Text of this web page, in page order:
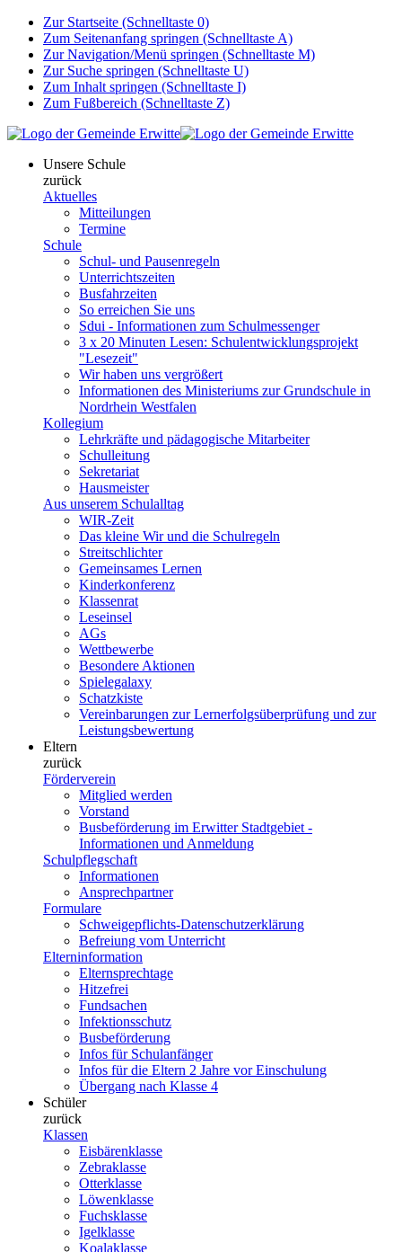
Zur Startseite (Schnelltaste 0)
Zum Seitenanfang springen (Schnelltaste A)
Zur Navigation/Menü springen (Schnelltaste M)
Zur Suche springen (Schnelltaste U)
Zum Inhalt springen (Schnelltaste I)
Zum Fußbereich (Schnelltaste Z)
Unsere Schule
zurück
Aktuelles
Mitteilungen
Termine
Schule
Schul- und Pausenregeln
Unterrichtszeiten
Busfahrzeiten
So erreichen Sie uns
Sdui - Informationen zum Schulmessenger
3 x 20 Minuten Lesen: Schulentwicklungsprojekt
"Lesezeit"
Wir haben uns vergrößert
Informationen des Ministeriums zur Grundschule in
Nordrhein Westfalen
Kollegium
Lehrkräfte und pädagogische Mitarbeiter
Schulleitung
Sekretariat
Hausmeister
Aus unserem Schulalltag
WIR-Zeit
Das kleine Wir und die Schulregeln
Streitschlichter
Gemeinsames Lernen
Kinderkonferenz
Klassenrat
Leseinsel
AGs
Wettbewerbe
Besondere Aktionen
Spielegalaxy
Schatzkiste
Vereinbarungen zur Lernerfolgsüberprüfung und zur
Leistungsbewertung
Eltern
zurück
Förderverein
Mitglied werden
Vorstand
Busbeförderung im Erwitter Stadtgebiet -
Informationen und Anmeldung
Schulpflegschaft
Informationen
Ansprechpartner
Formulare
Schweigepflichts-Datenschutzerklärung
Befreiung vom Unterricht
Elterninformation
Elternsprechtage
Hitzefrei
Fundsachen
Infektionsschutz
Busbeförderung
Infos für Schulanfänger
Infos für die Eltern 2 Jahre vor Einschulung
Übergang nach Klasse 4
Schüler
zurück
Klassen
Eisbärenklasse
Zebraklasse
Otterklasse
Löwenklasse
Fuchsklasse
Igelklasse
Koalaklasse